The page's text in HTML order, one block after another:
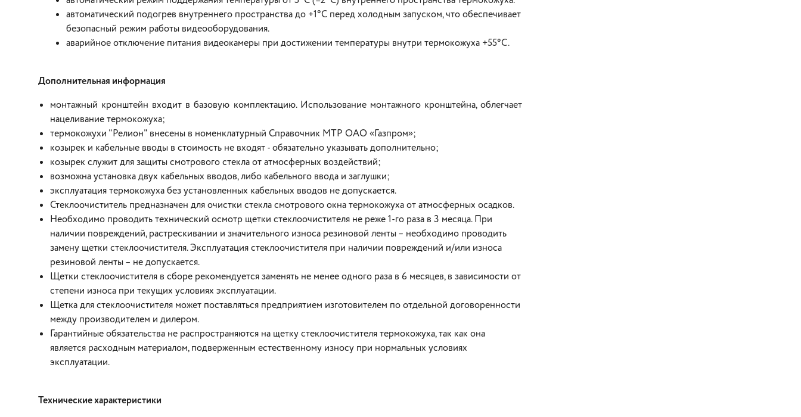
автоматический подогрев внутреннего пространства до +1°С перед холодным запуском, что обеспечивает
безопасный режим работы видеооборудования.
аварийное отключение питания видеокамеры при достижении температуры внутри термокожуха +55°С.
Дополнительная информация
монтажный кронштейн входит в базовую комплектацию. Использование монтажного кронштейна, облегчает
нацеливание термокожуха;
термокожухи "Релион" внесены в номенклатурный Справочник МТР ОАО «Газпром»;
козырек и кабельные вводы в стоимость не входят - обязательно указывать дополнительно;
козырек служит для защиты смотрового стекла от атмосферных воздействий;
возможна установка двух кабельных вводов, либо кабельного ввода и заглушки;
эксплуатация термокожуха без установленных кабельных вводов не допускается.
Стеклоочиститель предназначен для очистки стекла смотрового окна термокожуха от атмосферных осадков.
Необходимо проводить технический осмотр щетки стеклоочистителя не реже 1-го раза в 3 месяца. При
наличии повреждений, растрескивании и значительного износа резиновой ленты – необходимо проводить
замену щетки стеклоочистителя. Эксплуатация стеклоочистителя при наличии повреждений и/или износа
резиновой ленты – не допускается.
Щетки стеклоочистителя в сборе рекомендуется заменять не менее одного раза в 6 месяцев, в зависимости от
степени износа при текущих условиях эксплуатации.
Щетка для стеклоочистителя может поставляться предприятием изготовителем по отдельной договоренности
между производителем и дилером.
Гарантийные обязательства не распространяются на щетку стеклоочистителя термокожуха, так как она
является расходным материалом, подверженным естественному износу при нормальных условиях
эксплуатации.
Технические характеристики